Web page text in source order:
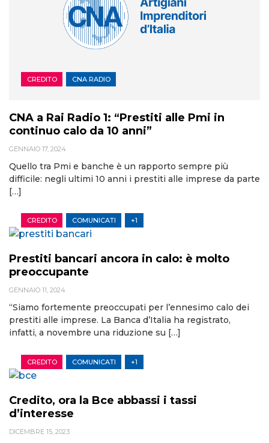
CREDITO CNA RADIO
CNA a Rai Radio 1: “Prestiti alle Pmi in
continuo calo da 10 anni”
GENNAIO 17, 2024
Quello tra Pmi e banche è un rapporto sempre più
difficile: negli ultimi 10 anni i prestiti alle imprese da parte
[…]
CREDITO COMUNICATI +1
Prestiti bancari ancora in calo: è molto
preoccupante
GENNAIO 11, 2024
“Siamo fortemente preoccupati per l’ennesimo calo dei
prestiti alle imprese. La Banca d’Italia ha registrato,
infatti, a novembre una riduzione su […]
CREDITO COMUNICATI +1
Credito, ora la Bce abbassi i tassi
d’interesse
DICEMBRE 15, 2023